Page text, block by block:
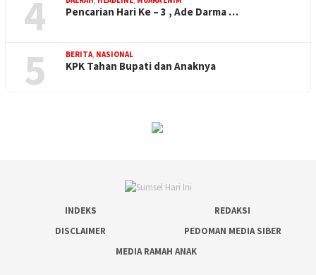
4 Pencarian Hari Ke – 3 , Ade Darma …
5 BERITA NASIONAL
KPK Tahan Bupati dan Anaknya
INDEKS
REDAKSI
DISCLAIMER
PEDOMAN MEDIA SIBER
MEDIA RAMAH ANAK